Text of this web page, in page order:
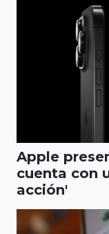
Apple
cuenta con
acción'